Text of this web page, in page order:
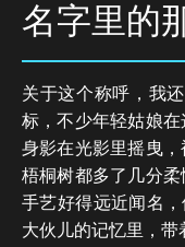
名字里的
关于这个称呼，我
标，不少年轻姑娘
身影在光影里摇曳
梧桐树都多了几分
手艺好得远近闻名
大伙儿的记忆里，带